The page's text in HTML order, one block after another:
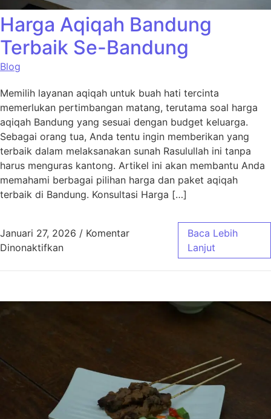
Harga Aqiqah Bandung
Terbaik Se-Bandung
Blog
Memilih layanan aqiqah untuk buah hati tercinta
memerlukan pertimbangan matang, terutama soal harga
aqiqah Bandung yang sesuai dengan budget keluarga.
Sebagai orang tua, Anda tentu ingin memberikan yang
terbaik dalam melaksanakan sunah Rasulullah ini tanpa
harus menguras kantong. Artikel ini akan membantu Anda
memahami berbagai pilihan harga dan paket aqiqah
terbaik di Bandung. Konsultasi Harga […]
Januari 27, 2026 / Komentar
Dinonaktifkanpada Harga Aqiqah Bandung Terbaik Se-
Baca Lebih
Lanjut